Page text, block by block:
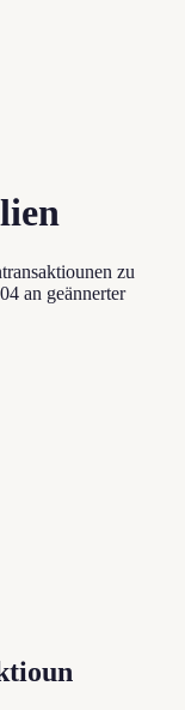
zu
an geännerter